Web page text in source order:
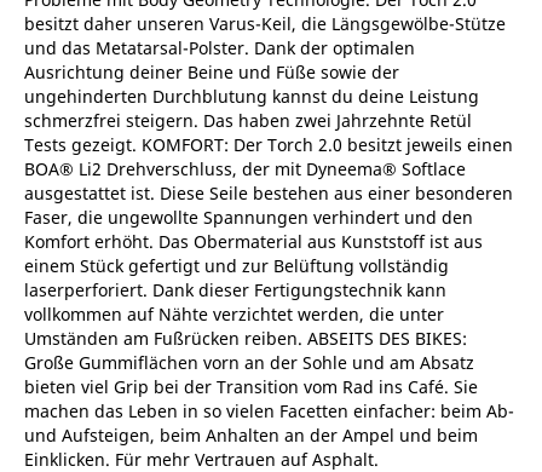
besitzt daher unseren Varus-Keil, die Längsgewölbe-Stütze
und das Metatarsal-Polster. Dank der optimalen
Ausrichtung deiner Beine und Füße sowie der
ungehinderten Durchblutung kannst du deine Leistung
schmerzfrei steigern. Das haben zwei Jahrzehnte Retül
Tests gezeigt. KOMFORT: Der Torch 2.0 besitzt jeweils einen
BOA® Li2 Drehverschluss, der mit Dyneema® Softlace
ausgestattet ist. Diese Seile bestehen aus einer besonderen
Faser, die ungewollte Spannungen verhindert und den
Komfort erhöht. Das Obermaterial aus Kunststoff ist aus
einem Stück gefertigt und zur Belüftung vollständig
laserperforiert. Dank dieser Fertigungstechnik kann
vollkommen auf Nähte verzichtet werden, die unter
Umständen am Fußrücken reiben. ABSEITS DES BIKES:
Große Gummiflächen vorn an der Sohle und am Absatz
bieten viel Grip bei der Transition vom Rad ins Café. Sie
machen das Leben in so vielen Facetten einfacher: beim Ab-
und Aufsteigen, beim Anhalten an der Ampel und beim
Einklicken. Für mehr Vertrauen auf Asphalt.